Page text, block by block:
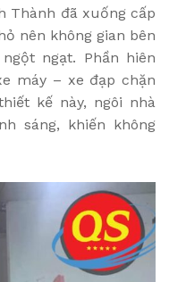
Thành đã xuống cấp
nên không gian bên
ngạt. Phần hiên
máy – xe đạp chặn
kế này, ngôi nhà
sáng, khiến không